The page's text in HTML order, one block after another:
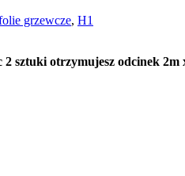
grzewcze, H1
sztuki otrzymujesz odcinek 2m